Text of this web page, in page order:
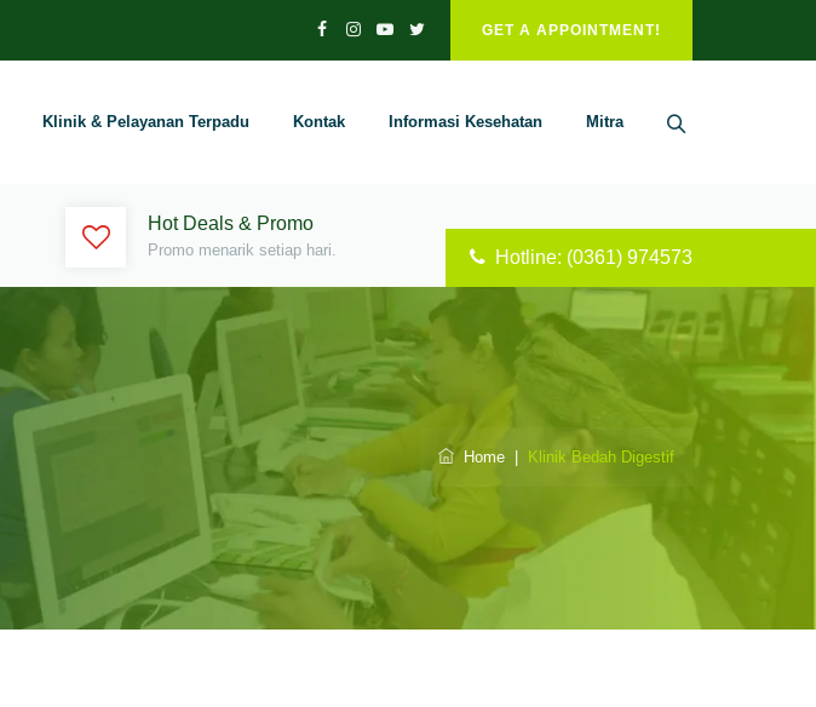
GET A APPOINTMENT!
Klinik & Pelayanan Terpadu Kontak Informasi Kesehatan Mitra
Hot Deals & Promo
Promo menarik setiap hari. Hotline: (0361) 974573
Home Klinik Bedah Digestif